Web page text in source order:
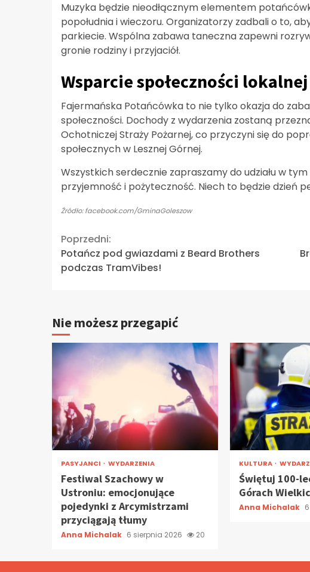
Muzyka będzie nieodłącznym elementem
popołudnia i wieczoru. Organizatorzy zadbali o to,
parkiecie. Wspólna zabawa taneczna zapewni
gronie rodziny i przyjaciół.
Wsparcie społeczności lokalnej
Fajermańska Potańcówka to nie tylko okazja do
społeczności. Dochody z wydarzenia zostaną
Ochotniczej Straży Pożarnej, co przyczyni się do
społecznych w Lesznej Górnej.
Wszystkich serdecznie zapraszamy do udziału w
przyjemność i pożyteczność. Niech to będzie dzień
Źródło: facebook.com/GminaGoleszow
Continue
Reading
Poprzedni:
Potańcz pod gwiazdami z Beard Brothers
podczas TramVibes!
Nie możesz przegapić
PASYJANCI WYDARZENIA
Festiwal Szachowy w
Ustroniu: emocjonujące
pojedynki z Arcymistrzami
przyciągają tłumy
Anna Michalak 6 sierpnia 2026 20
KULTURA
Świętuj 100-
Górach
Anna Michalak